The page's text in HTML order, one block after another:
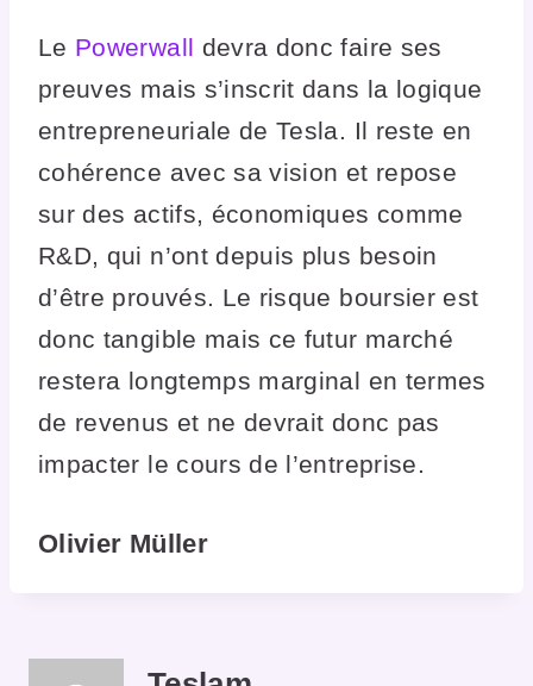
Le Powerwall devra donc faire ses
preuves mais s’inscrit dans la logique
entrepreneuriale de Tesla. Il reste en
cohérence avec sa vision et repose
sur des actifs, économiques comme
R&D, qui n’ont depuis plus besoin
d’être prouvés. Le risque boursier est
donc tangible mais ce futur marché
restera longtemps marginal en termes
de revenus et ne devrait donc pas
impacter le cours de l’entreprise.
Olivier Müller